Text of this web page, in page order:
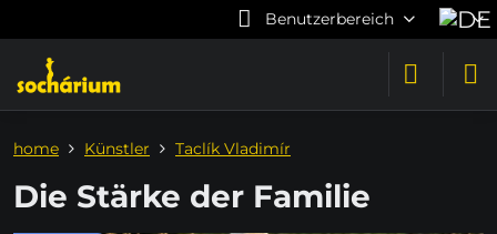
Benutzerbereich
home Künstler Taclík Vladimír
Die Stärke der Familie